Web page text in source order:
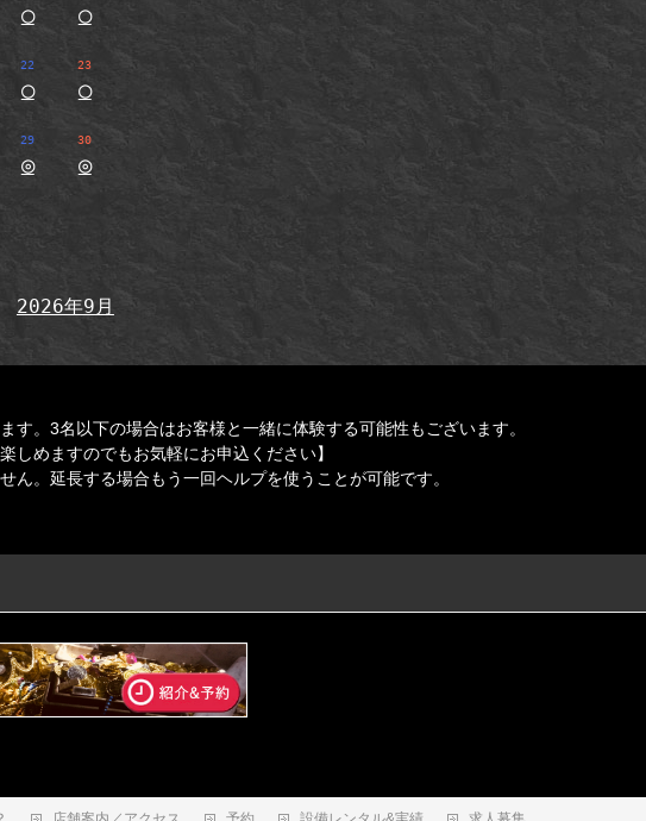
○ ○
22
○
23
○
29
◎
30
◎
2026年9月
。3名以下の場合はお客様と一緒に体験する可能性もございます。
しめますのでもお気軽にお申込ください】
。延長する場合もう一回ヘルプを使うことが可能です。